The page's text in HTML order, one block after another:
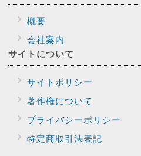
概要
会社案内
サイトについて
サイトポリシー
著作権について
プライバシーポリシー
特定商取引法表記